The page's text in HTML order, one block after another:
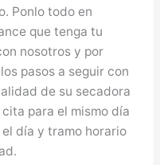
Ponlo todo en
que tenga tu
nosotros y por
pasos a seguir con
de su secadora
para el mismo día
el día y tramo horario